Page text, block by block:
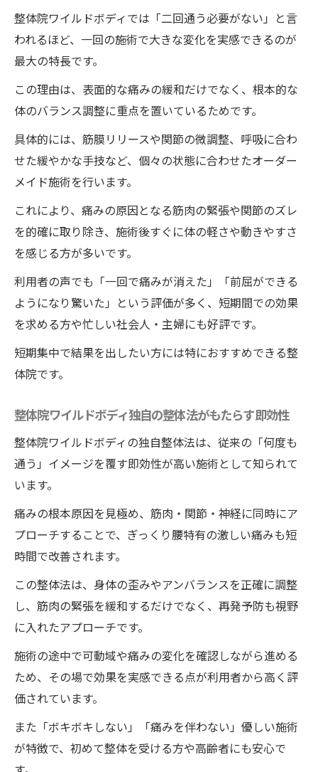
整体院ワイルドボディでは「二回通う必要がない」と言
われるほど、一回の施術で大きな変化を実感できるのが
最大の特長です。
この理由は、表面的な痛みの緩和だけでなく、根本的な
体のバランス調整に重点を置いているためです。
具体的には、筋膜リリースや関節の微調整、呼吸に合わ
せた緩やかな手技など、個々の状態に合わせたオーダー
メイド施術を行います。
これにより、痛みの原因となる筋肉の緊張や関節のズレ
を的確に取り除き、施術後すぐに体の軽さや動きやすさ
を感じる方が多いです。
利用者の声でも「一回で痛みが消えた」「前屈ができる
ようになり驚いた」という評価が多く、短期間での効果
を求める方や忙しい社会人・主婦にも好評です。
短期集中で結果を出したい方には特におすすめできる整
体院です。
整体院ワイルドボディ独自の整体法がもたらす即効性
整体院ワイルドボディの独自整体法は、従来の「何度も
通う」イメージを覆す即効性が高い施術として知られて
います。
痛みの根本原因を見極め、筋肉・関節・神経に同時にア
プローチすることで、ぎっくり腰特有の激しい痛みも短
時間で改善されます。
この整体法は、身体の歪みやアンバランスを正確に調整
し、筋肉の緊張を緩和するだけでなく、再発予防も視野
に入れたアプローチです。
施術の途中で可動域や痛みの変化を確認しながら進める
ため、その場で効果を実感できる点が利用者から高く評
価されています。
また「ボキボキしない」「痛みを伴わない」優しい施術
が特徴で、初めて整体を受ける方や高齢者にも安心で